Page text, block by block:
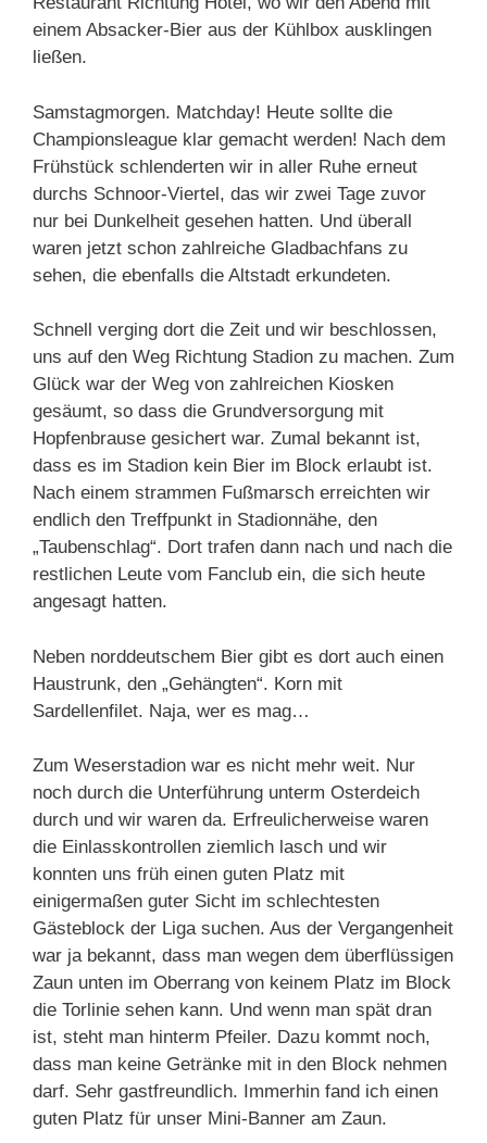
einem Absacker-Bier aus der Kühlbox ausklingen
ließen.
Samstagmorgen. Matchday! Heute sollte die
Championsleague klar gemacht werden! Nach dem
Frühstück schlenderten wir in aller Ruhe erneut
durchs Schnoor-Viertel, das wir zwei Tage zuvor
nur bei Dunkelheit gesehen hatten. Und überall
waren jetzt schon zahlreiche Gladbachfans zu
sehen, die ebenfalls die Altstadt erkundeten.
Schnell verging dort die Zeit und wir beschlossen,
uns auf den Weg Richtung Stadion zu machen. Zum
Glück war der Weg von zahlreichen Kiosken
gesäumt, so dass die Grundversorgung mit
Hopfenbrause gesichert war. Zumal bekannt ist,
dass es im Stadion kein Bier im Block erlaubt ist.
Nach einem strammen Fußmarsch erreichten wir
endlich den Treffpunkt in Stadionnähe, den
„Taubenschlag“. Dort trafen dann nach und nach die
restlichen Leute vom Fanclub ein, die sich heute
angesagt hatten.
Neben norddeutschem Bier gibt es dort auch einen
Haustrunk, den „Gehängten“. Korn mit
Sardellenfilet. Naja, wer es mag…
Zum Weserstadion war es nicht mehr weit. Nur
noch durch die Unterführung unterm Osterdeich
durch und wir waren da. Erfreulicherweise waren
die Einlasskontrollen ziemlich lasch und wir
konnten uns früh einen guten Platz mit
einigermaßen guter Sicht im schlechtesten
Gästeblock der Liga suchen. Aus der Vergangenheit
war ja bekannt, dass man wegen dem überflüssigen
Zaun unten im Oberrang von keinem Platz im Block
die Torlinie sehen kann. Und wenn man spät dran
ist, steht man hinterm Pfeiler. Dazu kommt noch,
dass man keine Getränke mit in den Block nehmen
darf. Sehr gastfreundlich. Immerhin fand ich einen
guten Platz für unser Mini-Banner am Zaun.